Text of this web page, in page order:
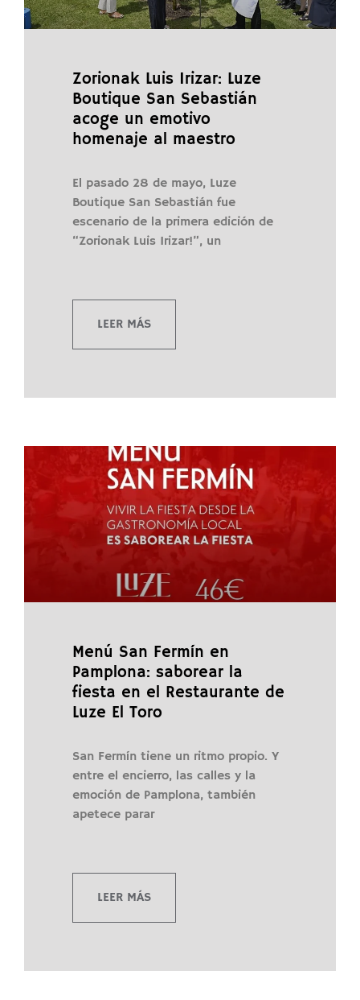
Zorionak Luis Irizar: Luze
Boutique San Sebastián
acoge un emotivo
homenaje al maestro
El pasado 28 de mayo, Luze
Boutique San Sebastián fue
escenario de la primera edición de
“Zorionak Luis Irizar!”, un
LEER MÁS
Menú San Fermín en
Pamplona: saborear la
fiesta en el Restaurante de
Luze El Toro
San Fermín tiene un ritmo propio. Y
entre el encierro, las calles y la
emoción de Pamplona, también
apetece parar
LEER MÁS